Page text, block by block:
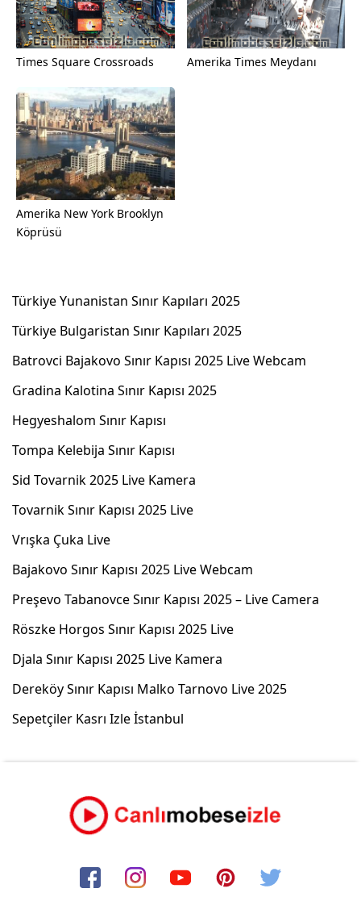
Times Square Crossroads Amerika Times Meydanı
Amerika New York Brooklyn
Köprüsü
Türkiye Yunanistan Sınır Kapıları 2025
Türkiye Bulgaristan Sınır Kapıları 2025
Batrovci Bajakovo Sınır Kapısı 2025 Live Webcam
Gradina Kalotina Sınır Kapısı 2025
Hegyeshalom Sınır Kapısı
Tompa Kelebija Sınır Kapısı
Sid Tovarnik 2025 Live Kamera
Tovarnik Sınır Kapısı 2025 Live
Vrışka Çuka Live
Bajakovo Sınır Kapısı 2025 Live Webcam
Preşevo Tabanovce Sınır Kapısı 2025 – Live Camera
Röszke Horgos Sınır Kapısı 2025 Live
Djala Sınır Kapısı 2025 Live Kamera
Dereköy Sınır Kapısı Malko Tarnovo Live 2025
Sepetçiler Kasrı Izle İstanbul